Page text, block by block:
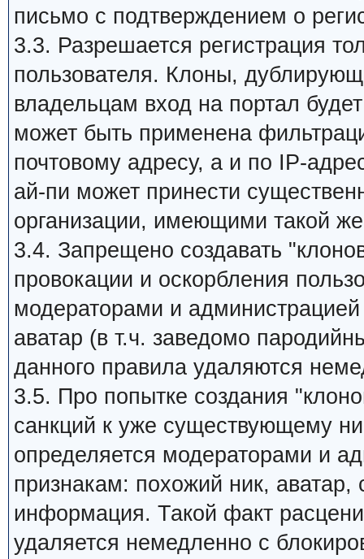
письмо с подтверждением о
3.3. Разрешается регистрация
пользователя. Клоны,
владельцам вход на портал
может быть применена
почтовому адресу, а и по IP-
ай-пи может принести
организации, имеющими такой
3.4. Запрещено создавать
провокации и оскорбления
модераторами и
аватар (в т.ч. заведомо
данного правила удаляются
3.5. Про попытке создания
санкций к уже существующему
определяется модераторами и
признакам: похожий ник, аватар,
информация. Такой факт
удаляется немедленно с